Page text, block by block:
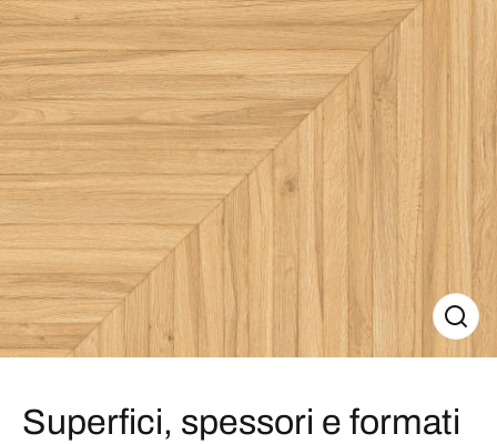
Superfici, spessori e formati